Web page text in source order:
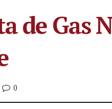
de Gas
0